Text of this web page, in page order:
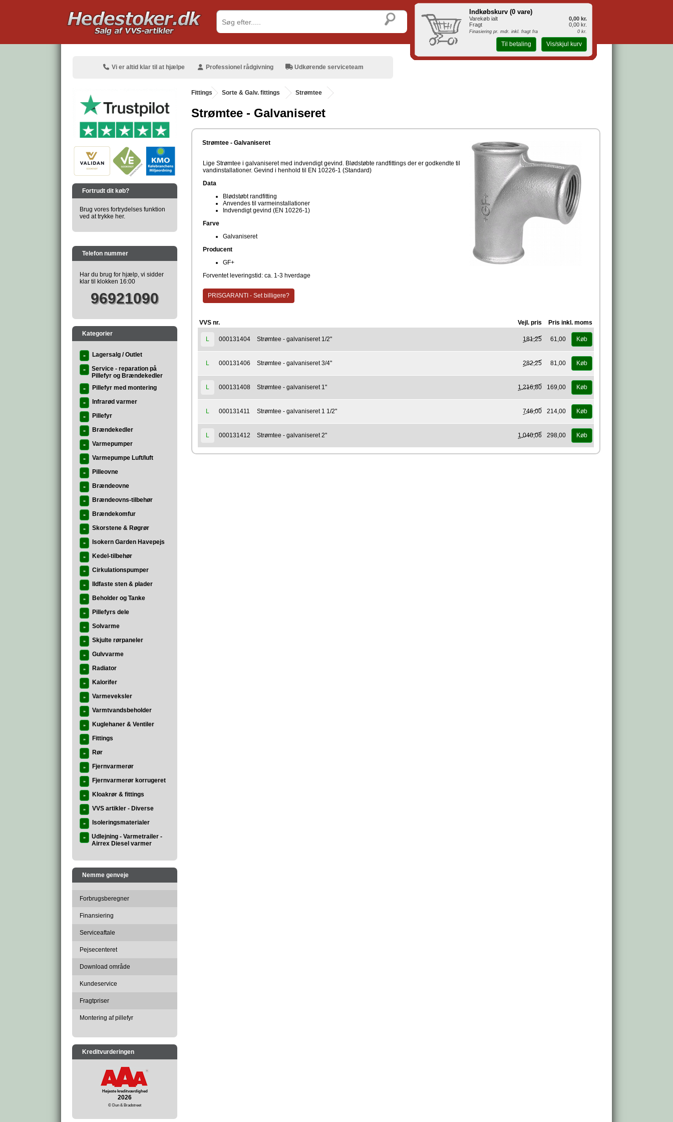
Vi er altid klar til at hjælpe Professionel rådgivning Udkørende serviceteam
Fortrudt dit køb?
Brug vores fortrydelses funktion
ved at trykke her.
Telefon nummer
Har du brug for hjælp, vi sidder
klar til klokken 16:00
96921090
Kategorier
» Lagersalg / Outlet
»
Service - reparation på
Pillefyr og Brændekedler
» Pillefyr med montering
» Infrarød varmer
» Pillefyr
» Brændekedler
» Varmepumper
» Varmepumpe Luft/luft
» Pilleovne
» Brændeovne
» Brændeovns-tilbehør
» Brændekomfur
» Skorstene & Røgrør
» Isokern Garden Havepejs
» Kedel-tilbehør
» Cirkulationspumper
» Ildfaste sten & plader
» Beholder og Tanke
» Pillefyrs dele
» Solvarme
» Skjulte rørpaneler
» Gulvvarme
» Radiator
» Kalorifer
» Varmeveksler
» Varmtvandsbeholder
» Kuglehaner & Ventiler
» Fittings
» Rør
» Fjernvarmerør
» Fjernvarmerør korrugeret
» Kloakrør & fittings
» VVS artikler - Diverse
» Isoleringsmaterialer
»
Udlejning - Varmetrailer -
Airrex Diesel varmer
Nemme genveje
Forbrugsberegner
Finansiering
Serviceaftale
Pejsecenteret
Download område
Kundeservice
Fragtpriser
Montering af pillefyr
Kreditvurderingen
Højeste kreditværdighed
2026
© Dun & Bradstreet
Fittings . Sorte & Galv. fittings Strømtee
Strømtee - Galvaniseret
Strømtee - Galvaniseret
Lige Strømtee i galvaniseret med indvendigt gevind. Blødstøbte randfittings der er godkendte til
vandinstallationer. Gevind i henhold til EN 10226-1 (Standard)
Data
Blødstøbt randfitting
Anvendes til varmeinstallationer
Indvendigt gevind (EN 10226-1)
Farve
Galvaniseret
Producent
GF+
Forventet leveringstid: ca. 1-3 hverdage
PRISGARANTI - Set billigere?
VVS nr. Vejl. pris Pris inkl. moms
L 000131404 Strømtee - galvaniseret 1/2" 181,25 61,00 Køb
L 000131406 Strømtee - galvaniseret 3/4" 282,25 81,00 Køb
L 000131408 Strømtee - galvaniseret 1" 1.216,80 169,00 Køb
L 000131411 Strømtee - galvaniseret 1 1/2" 746,00 214,00 Køb
L 000131412 Strømtee - galvaniseret 2" 1.040,06 298,00 Køb
Indkøbskurv (0 vare)
Varekøb ialt
0,00 kr.
Fragt
0,00 kr.
Finasiering pr. mdr. inkl. fragt fra 0 kr.
Til betaling Vis/skjul kurv